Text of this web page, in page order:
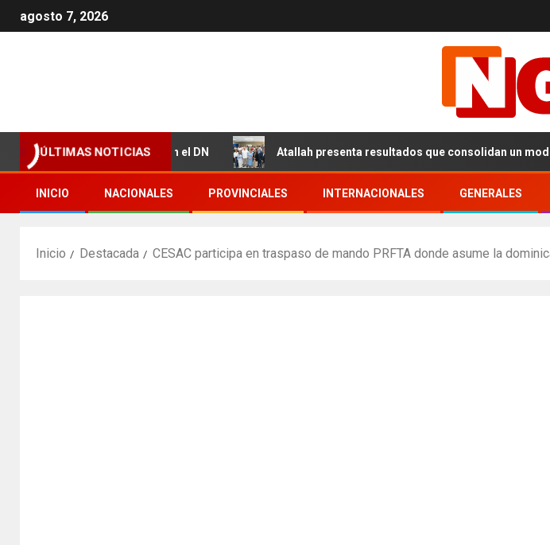
agosto 7, 2026
ÚLTIMAS NOTICIAS
y Los Girasoles en el DN Atallah presenta resultados que consolidan un modelo de
INICIO NACIONALES PROVINCIALES INTERNACIONALES GENERALES
Inicio Destacada CESAC participa en traspaso de mando PRFTA donde asume la